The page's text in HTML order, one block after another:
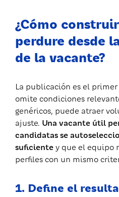
¿Cómo
perdure desde
de la vacante?
La publicación es el
omite condiciones
genéricos, puede atraer
ajuste. Una vacante útil
candidatas se
suficientey que el equipo
perfiles con un mismo
1. Define el